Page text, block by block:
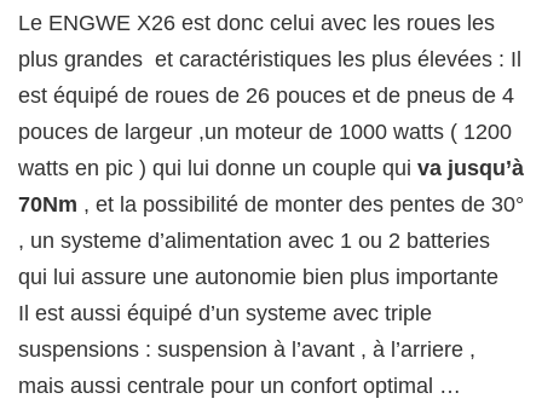
Le ENGWE X26 est donc celui avec les roues les
plus grandes et caractéristiques les plus élevées : Il
est équipé de roues de 26 pouces et de pneus de 4
pouces de largeur ,un moteur de 1000 watts ( 1200
watts en pic ) qui lui donne un couple qui va jusqu’à
70Nm , et la possibilité de monter des pentes de 30°
, un systeme d’alimentation avec 1 ou 2 batteries
qui lui assure une autonomie bien plus importante
Il est aussi équipé d’un systeme avec triple
suspensions : suspension à l’avant , à l’arriere ,
mais aussi centrale pour un confort optimal …